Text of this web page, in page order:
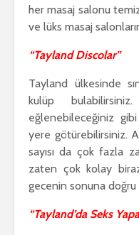
her masaj salonu
ve lüks masaj
“Tayland Discolar”
Tayland ülkesinde
kulüp
eğlenebileceğiniz gibi
yere götürebilirsiniz.
sayısı da çok fazla
zaten çok kolay
gecenin sonuna doğru
“Tayland’da Seks